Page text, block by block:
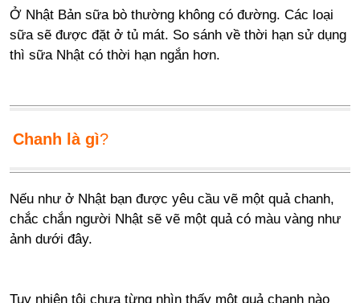
Ở Nhật Bản sữa bò thường không có đường. Các loại
sữa sẽ được đặt ở tủ mát. So sánh về thời hạn sử dụng
thì sữa Nhật có thời hạn ngắn hơn.
Chanh là gì?
Nếu như ở Nhật bạn được yêu cầu vẽ một quả chanh,
chắc chắn người Nhật sẽ vẽ một quả có màu vàng như
ảnh dưới đây.
Tuy nhiên tôi chưa từng nhìn thấy một quả chanh nào